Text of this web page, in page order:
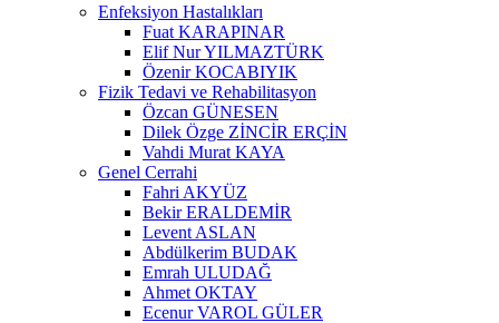
Enfeksiyon Hastalıkları
Fuat KARAPINAR
Elif Nur YILMAZTÜRK
Özenir KOCABIYIK
Fizik Tedavi ve Rehabilitasyon
Özcan GÜNESEN
Dilek Özge ZİNCİR ERÇİN
Vahdi Murat KAYA
Genel Cerrahi
Fahri AKYÜZ
Bekir ERALDEMİR
Levent ASLAN
Abdülkerim BUDAK
Emrah ULUDAĞ
Ahmet OKTAY
Ecenur VAROL GÜLER